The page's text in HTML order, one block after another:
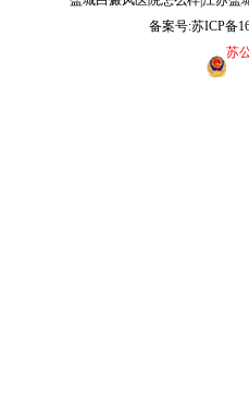
备案号:苏ICP备
苏